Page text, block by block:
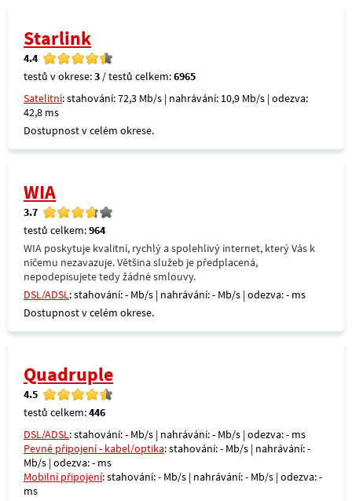
Starlink
4.4
testů v okrese:3 / testů celkem:6965
Satelitní: stahování: 72,3 Mb/s | nahrávání: 10,9 Mb/s | odezva:
42,8 ms
Dostupnost v celém okrese.
WIA
3.7
testů celkem:964
WIA poskytuje kvalitní, rychlý a spolehlivý internet, který Vás k
ničemu nezavazuje. Většina služeb je předplacená,
nepodepisujete tedy žádné smlouvy.
DSL/ADSL: stahování: - Mb/s | nahrávání: - Mb/s | odezva: - ms
Dostupnost v celém okrese.
Quadruple
4.5
testů celkem:446
DSL/ADSL: stahování: - Mb/s | nahrávání: - Mb/s | odezva: - ms
Pevné připojení - kabel/optika: stahování: - Mb/s | nahrávání: -
Mb/s | odezva: - ms
Mobilní připojení: stahování: - Mb/s | nahrávání: - Mb/s | odezva: -
ms